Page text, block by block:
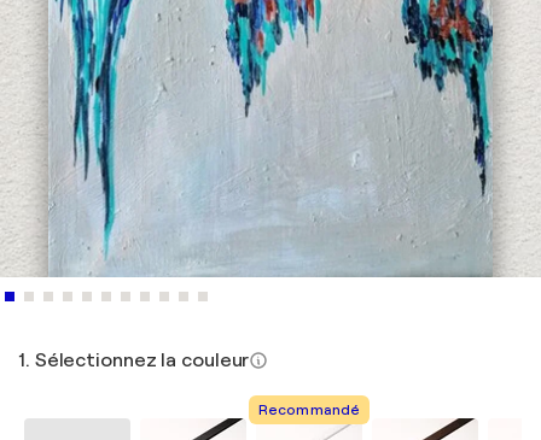
1. Sélectionnez la couleur
Recommandé